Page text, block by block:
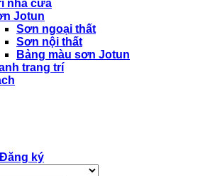
nhà cửa
Jotun
Sơn ngoại thất
Sơn nội thất
Bảng màu sơn Jotun
trang trí
ký